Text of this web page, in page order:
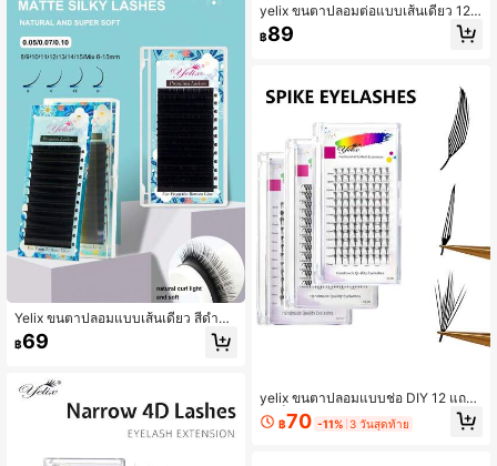
Yelix ขนตาปลอมแบบเส้นเดี่ยว สีดำด้า
น สไตล์คลาสสิก ความโค้ง B/C/CC/D
ขนตาปลอมแบบขนมิงค์ น้ำหนักเบาแล
฿69
yelix ขนตาปลอมต่อแบบเส้นเดี่ยว 12
แถว ซีรีส์ L Curl L L+ LC LD LU (M) C
url ขนตาปลอมมิงค์เทียมแบบคลาสสิก
฿89
yelix ขนตาปลอมแบบช่อ DIY 12 แถว
สำเร็จรูป ทรง Spike รุ่น Air Series ทรง
ขนนก สไตล์มังงะอนิเมะ ขนตาเดี่ยว 0.
฿70 -11% 3 วันสุดท้าย